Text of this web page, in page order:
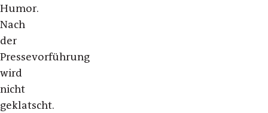
Humor.
Nach
der
Pressevorführung
wird
nicht
geklatscht.